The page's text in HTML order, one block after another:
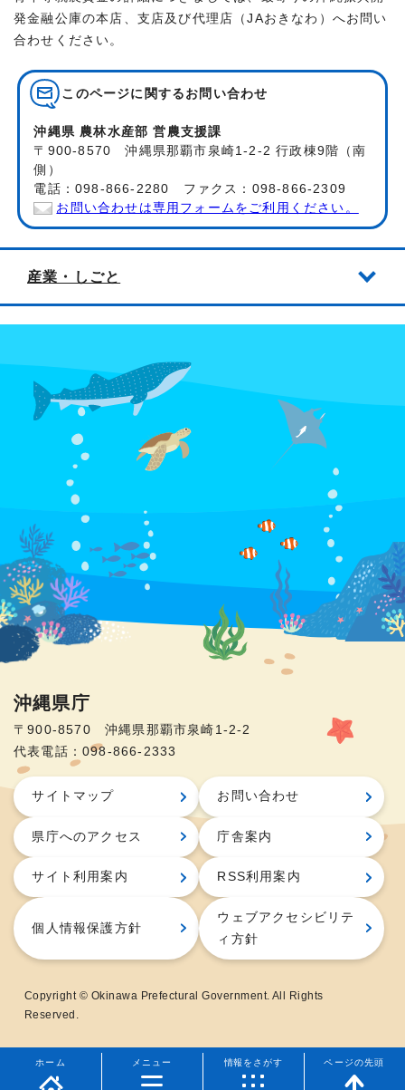
発金融公庫の本店、支店及び代理店（JAおきなわ）へお問い
合わせください。
このページに関する お問い合わせ
沖縄県 農林水産部 営農支援課
〒900-8570 沖縄県那覇市泉崎1-2-2 行政棟9階（南
側）
電話：098-866-2280 ファクス：098-866-2309
お問い合わせは専用フォームをご利用ください。
産業・しごと
メニュー
ホーム 情報をさがす ページの先頭
沖縄県庁
〒900-8570 沖縄県那覇市泉崎1-2-2
代表電話：098-866-2333
サイトマップ お問い合わせ
県庁へのアクセス 庁舎案内
サイト利用案内 RSS利用案内
個人情報保護方針
ウェブアクセシビリテ
ィ方針
Copyright © Okinawa Prefectural Government. All Rights
Reserved.